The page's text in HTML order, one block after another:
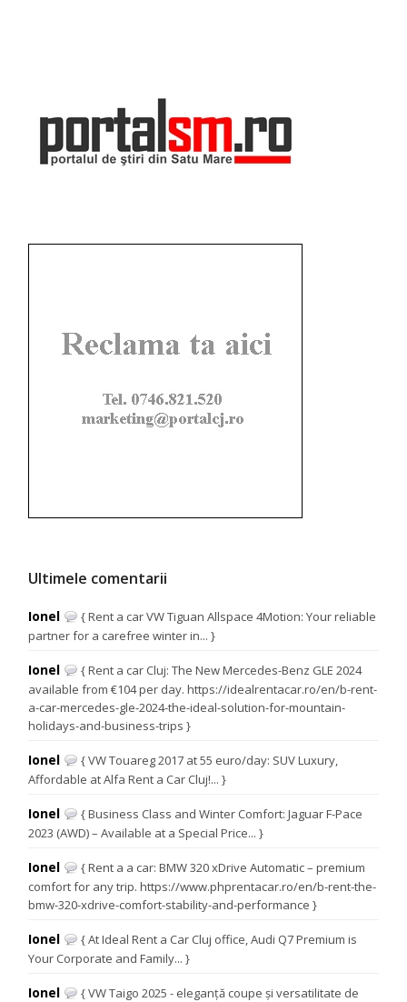
Ultimele comentarii
Ionel
{ Rent a car VW Tiguan Allspace 4Motion: Your reliable
partner for a carefree winter in... }
Ionel
{ Rent a car Cluj: The New Mercedes-Benz GLE 2024
available from €104 per day. https://idealrentacar.ro/en/b-rent-
a-car-mercedes-gle-2024-the-ideal-solution-for-mountain-
holidays-and-business-trips }
Ionel
{ VW Touareg 2017 at 55 euro/day: SUV Luxury,
Affordable at Alfa Rent a Car Cluj!... }
Ionel
{ Business Class and Winter Comfort: Jaguar F-Pace
2023 (AWD) – Available at a Special Price... }
Ionel
{ Rent a a car: BMW 320 xDrive Automatic – premium
comfort for any trip. https://www.phprentacar.ro/en/b-rent-the-
bmw-320-xdrive-comfort-stability-and-performance }
Ionel
{ At Ideal Rent a Car Cluj office, Audi Q7 Premium is
Your Corporate and Family... }
Ionel
{ VW Taigo 2025 - eleganță coupe și versatilitate de